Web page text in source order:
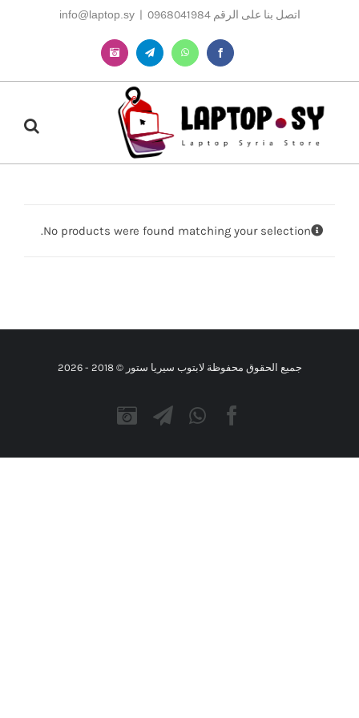
اتصل بنا على الرقم 0968041984 |
info@laptop.sy
Facebook
WhatsApp
Telegram
Instagram
No products were found matching your selection.
جميع الحقوق محفوظة لابتوب سيريا ستور © 2018 - 2026
Facebook
WhatsApp
Telegram